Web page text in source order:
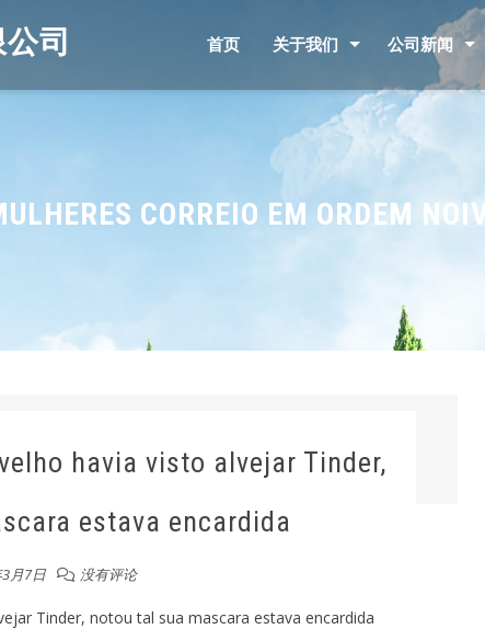
司 首页 关于我们 公司新闻
CORREIO EM ORDEM
havia visto alvejar Tinder,
estava encardida
月7日 没有评论
Tinder, notou tal sua mascara estava encardida